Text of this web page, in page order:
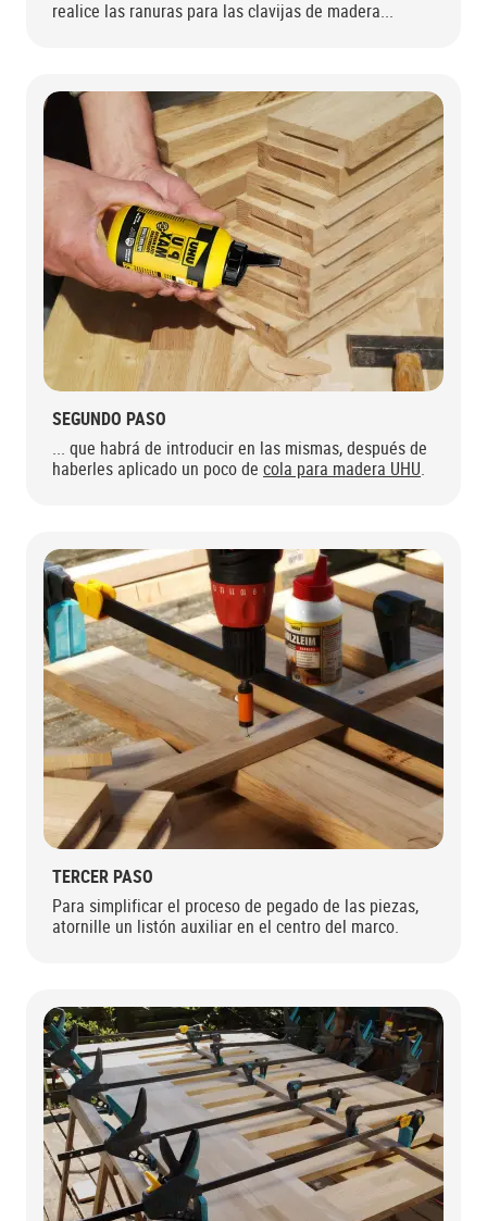
realice las ranuras para las clavijas de madera...
SEGUNDO PASO
... que habrá de introducir en las mismas, después de
haberles aplicado un poco de cola para madera UHU.
TERCER PASO
Para simplificar el proceso de pegado de las piezas,
atornille un listón auxiliar en el centro del marco.